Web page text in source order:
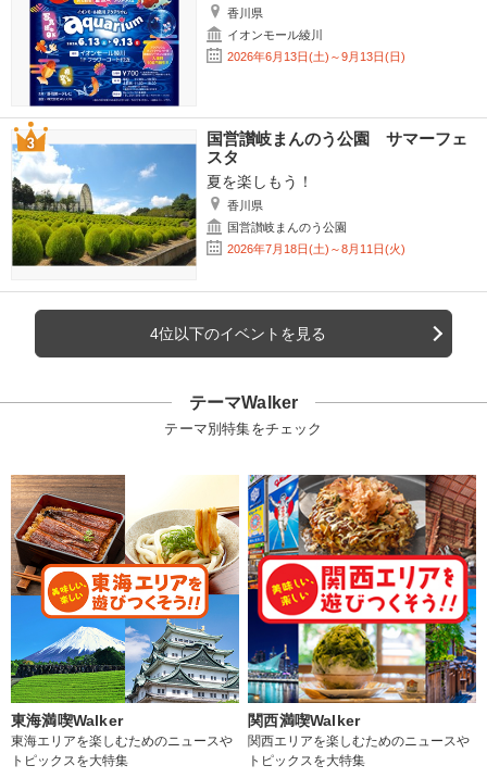
香川県
イオンモール綾川
2026年6月13日(土)～9月13日(日)
国営讃岐まんのう公園 サマーフェ
スタ
夏を楽しもう！
香川県
国営讃岐まんのう公園
2026年7月18日(土)～8月11日(火)
4位以下のイベントを見る
テーマWalker
テーマ別特集をチェック
東海満喫Walker
東海エリアを楽しむためのニュースや
トピックスを大特集
関西満喫Walker
関西エリアを楽しむためのニュースや
トピックスを大特集